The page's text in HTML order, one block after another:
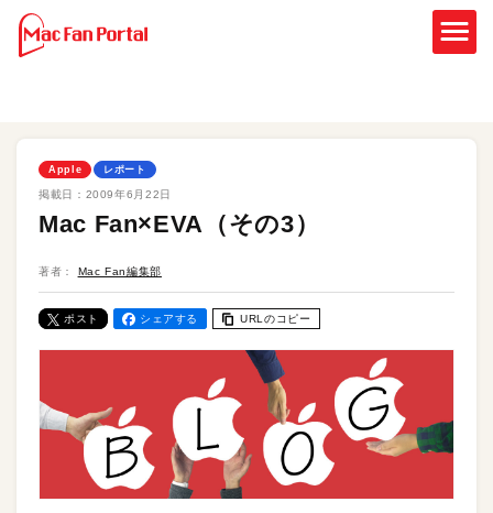
Apple レポート
掲載日： 2009年6月22日
Mac Fan×EVA（その3）
著者： Mac Fan編集部
ポスト シェアする URLのコピー